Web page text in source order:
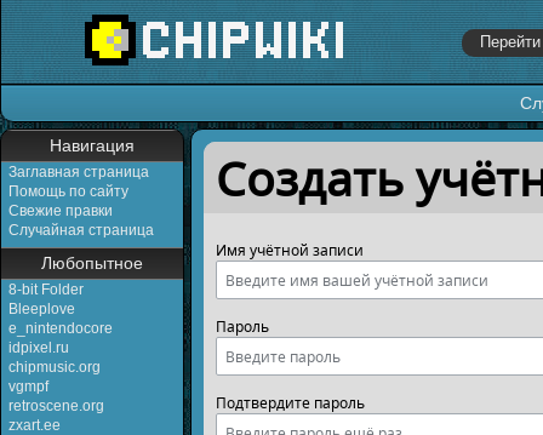
Навигация
Заглавная страница
Помощь по сайту
Свежие правки
Случайная страница
Любопытное
8-bit Folder
Bleeplove
e_nintendocore
idpixel.ru
chipmusic.org
vgmpf
retroscene.org
zxart.ee
Перейти к:навигация,поиск
Создать
Имя учётной записи
Пароль
Подтвердите пароль